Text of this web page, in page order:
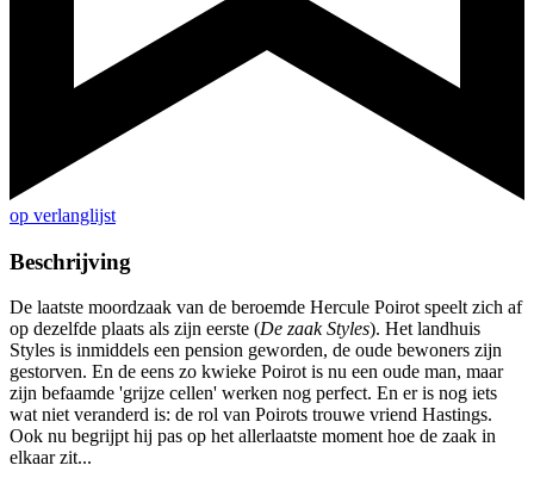
op verlanglijst
Beschrijving
De laatste moordzaak van de beroemde Hercule Poirot speelt zich af
op dezelfde plaats als zijn eerste (De zaak Styles). Het landhuis
Styles is inmiddels een pension geworden, de oude bewoners zijn
gestorven. En de eens zo kwieke Poirot is nu een oude man, maar
zijn befaamde 'grijze cellen' werken nog perfect. En er is nog iets
wat niet veranderd is: de rol van Poirots trouwe vriend Hastings.
Ook nu begrijpt hij pas op het allerlaatste moment hoe de zaak in
elkaar zit...